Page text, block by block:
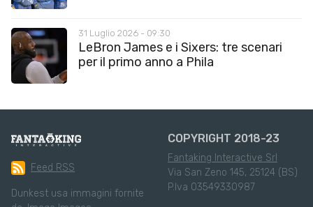
31 Luglio 2026 - 09:30
LeBron James e i Sixers: tre scenari
per il primo anno a Phila
Feed RSS
Dunkest usa immagini fornite
COPYRIGHT 2018-23
Fantaking Interactive Srl
Via San Zeno 145, 25124 (BS)
P.Iva 03549330987